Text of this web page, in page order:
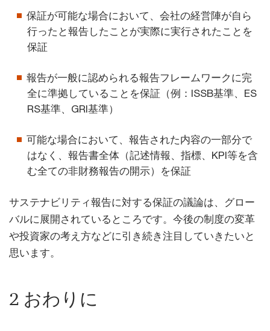
保証が可能な場合において、会社の経営陣が自ら
行ったと報告したことが実際に実行されたことを
保証
報告が一般に認められる報告フレームワークに完
全に準拠していることを保証（例：ISSB基準、ES
RS基準、GRI基準）
可能な場合において、報告された内容の一部分で
はなく、報告書全体（記述情報、指標、KPI等を含
む全ての非財務報告の開示）を保証
サステナビリティ報告に対する保証の議論は、グロー
バルに展開されているところです。今後の制度の変革
や投資家の考え方などに引き続き注目していきたいと
思います。
2 おわりに